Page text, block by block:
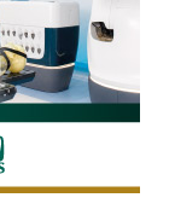
en estado
digitales al
la
para